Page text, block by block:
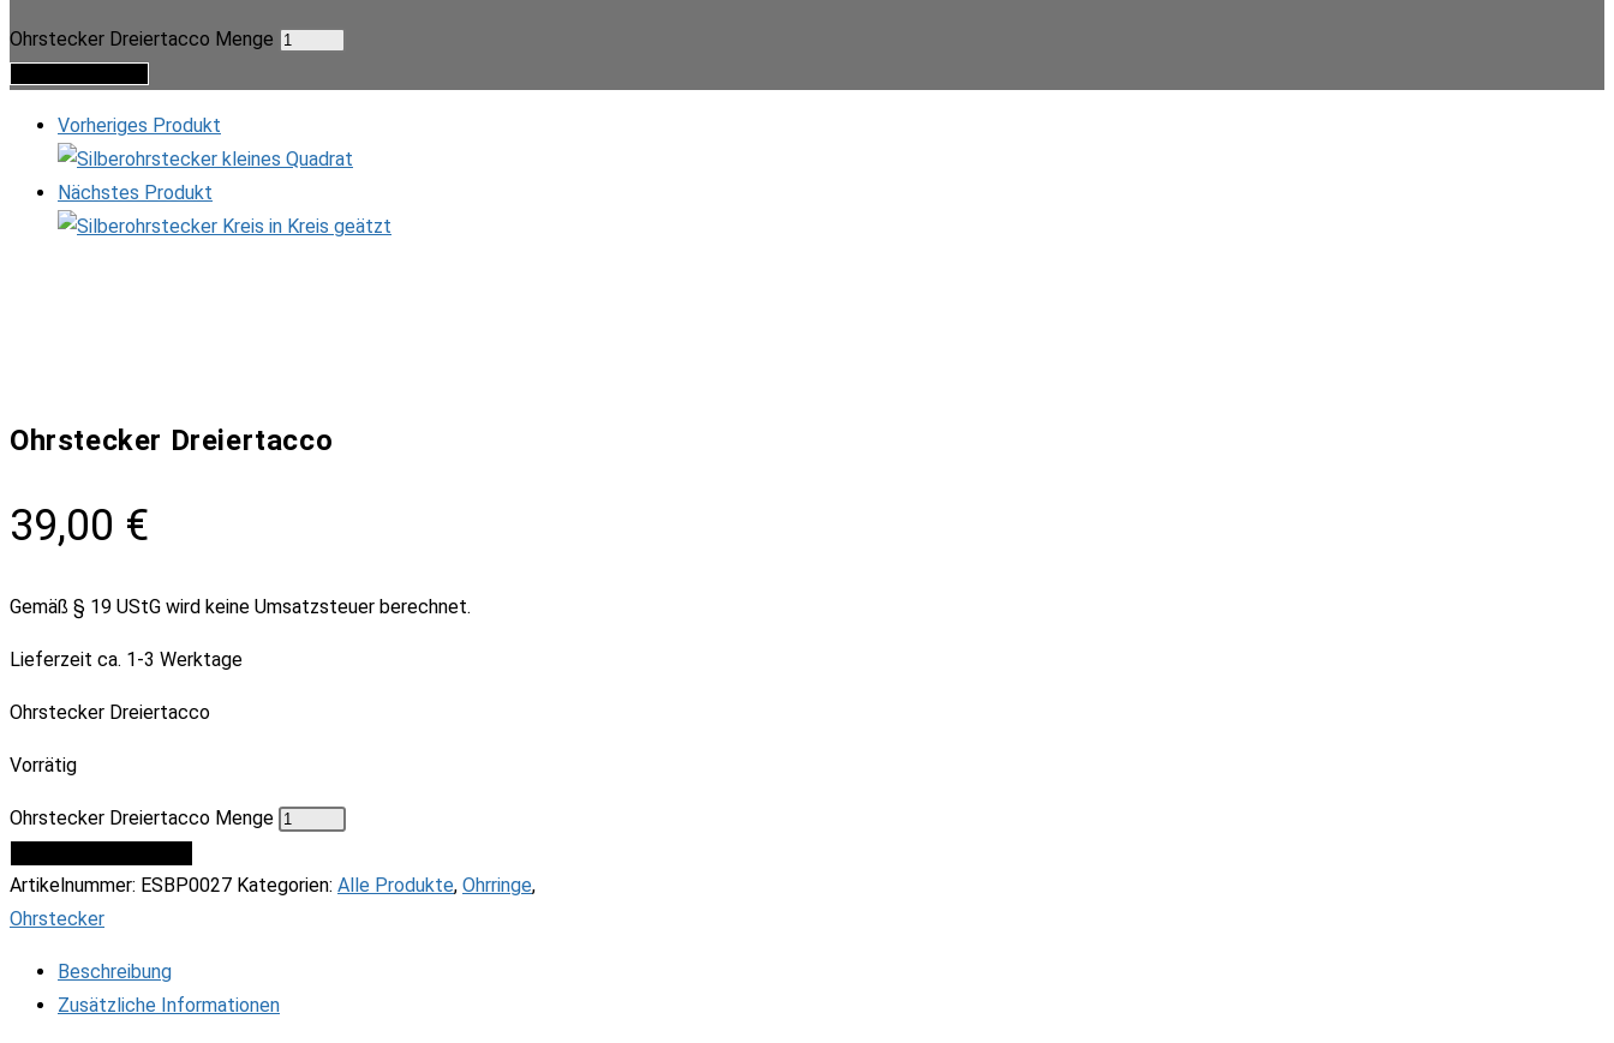
Ohrstecker Dreiertacco Menge
Vorheriges Produkt
Nächstes Produkt
Ohrstecker Dreiertacco
39,00 €
Gemäß § 19 UStG wird keine Umsatzsteuer berechnet.
Lieferzeit ca. 1-3 Werktage
Ohrstecker Dreiertacco
Vorrätig
Ohrstecker Dreiertacco Menge
Artikelnummer: ESBP0027 Kategorien: Alle Produkte, Ohrringe,
Ohrstecker
Beschreibung
Zusätzliche Informationen